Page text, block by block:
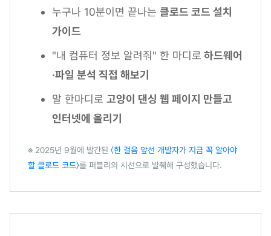
누구나 10분이면 끝나는 클로드 코드 설치
가이드
"내 컴퓨터 정보 알려줘" 한 마디로 하드웨어
·파일 분석 직접 해보기
말 한마디로 고양이 댄싱 웹 페이지 만들고
인터넷에 올리기
※ 2025년 9월에 발간된 〈한 걸음 앞선 개발자가 지금 꼭 알아야
할 클로드 코드〉를 퍼블리의 시선으로 발췌해 구성했습니다.